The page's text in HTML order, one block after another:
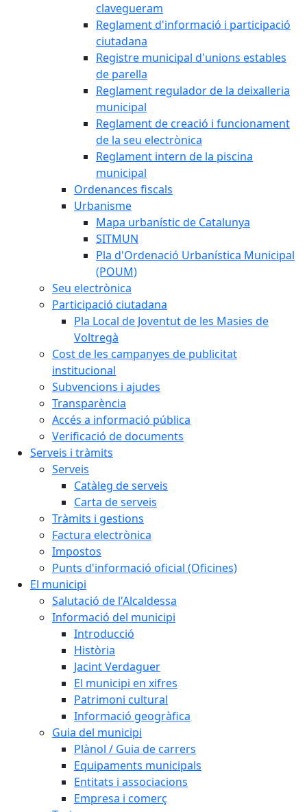
clavegueram
Reglament d'informació i participació
ciutadana
Registre municipal d'unions estables
de parella
Reglament regulador de la deixalleria
municipal
Reglament de creació i funcionament
de la seu electrònica
Reglament intern de la piscina
municipal
Ordenances fiscals
Urbanisme
Mapa urbanístic de Catalunya
SITMUN
Pla d'Ordenació Urbanística Municipal
(POUM)
Seu electrònica
Participació ciutadana
Pla Local de Joventut de les Masies de
Voltregà
Cost de les campanyes de publicitat
institucional
Subvencions i ajudes
Transparència
Accés a informació pública
Verificació de documents
Serveis i tràmits
Serveis
Catàleg de serveis
Carta de serveis
Tràmits i gestions
Factura electrònica
Impostos
Punts d'informació oficial (Oficines)
El municipi
Salutació de l'Alcaldessa
Informació del municipi
Introducció
Història
Jacint Verdaguer
El municipi en xifres
Patrimoni cultural
Informació geogràfica
Guia del municipi
Plànol / Guia de carrers
Equipaments municipals
Entitats i associacions
Empresa i comerç